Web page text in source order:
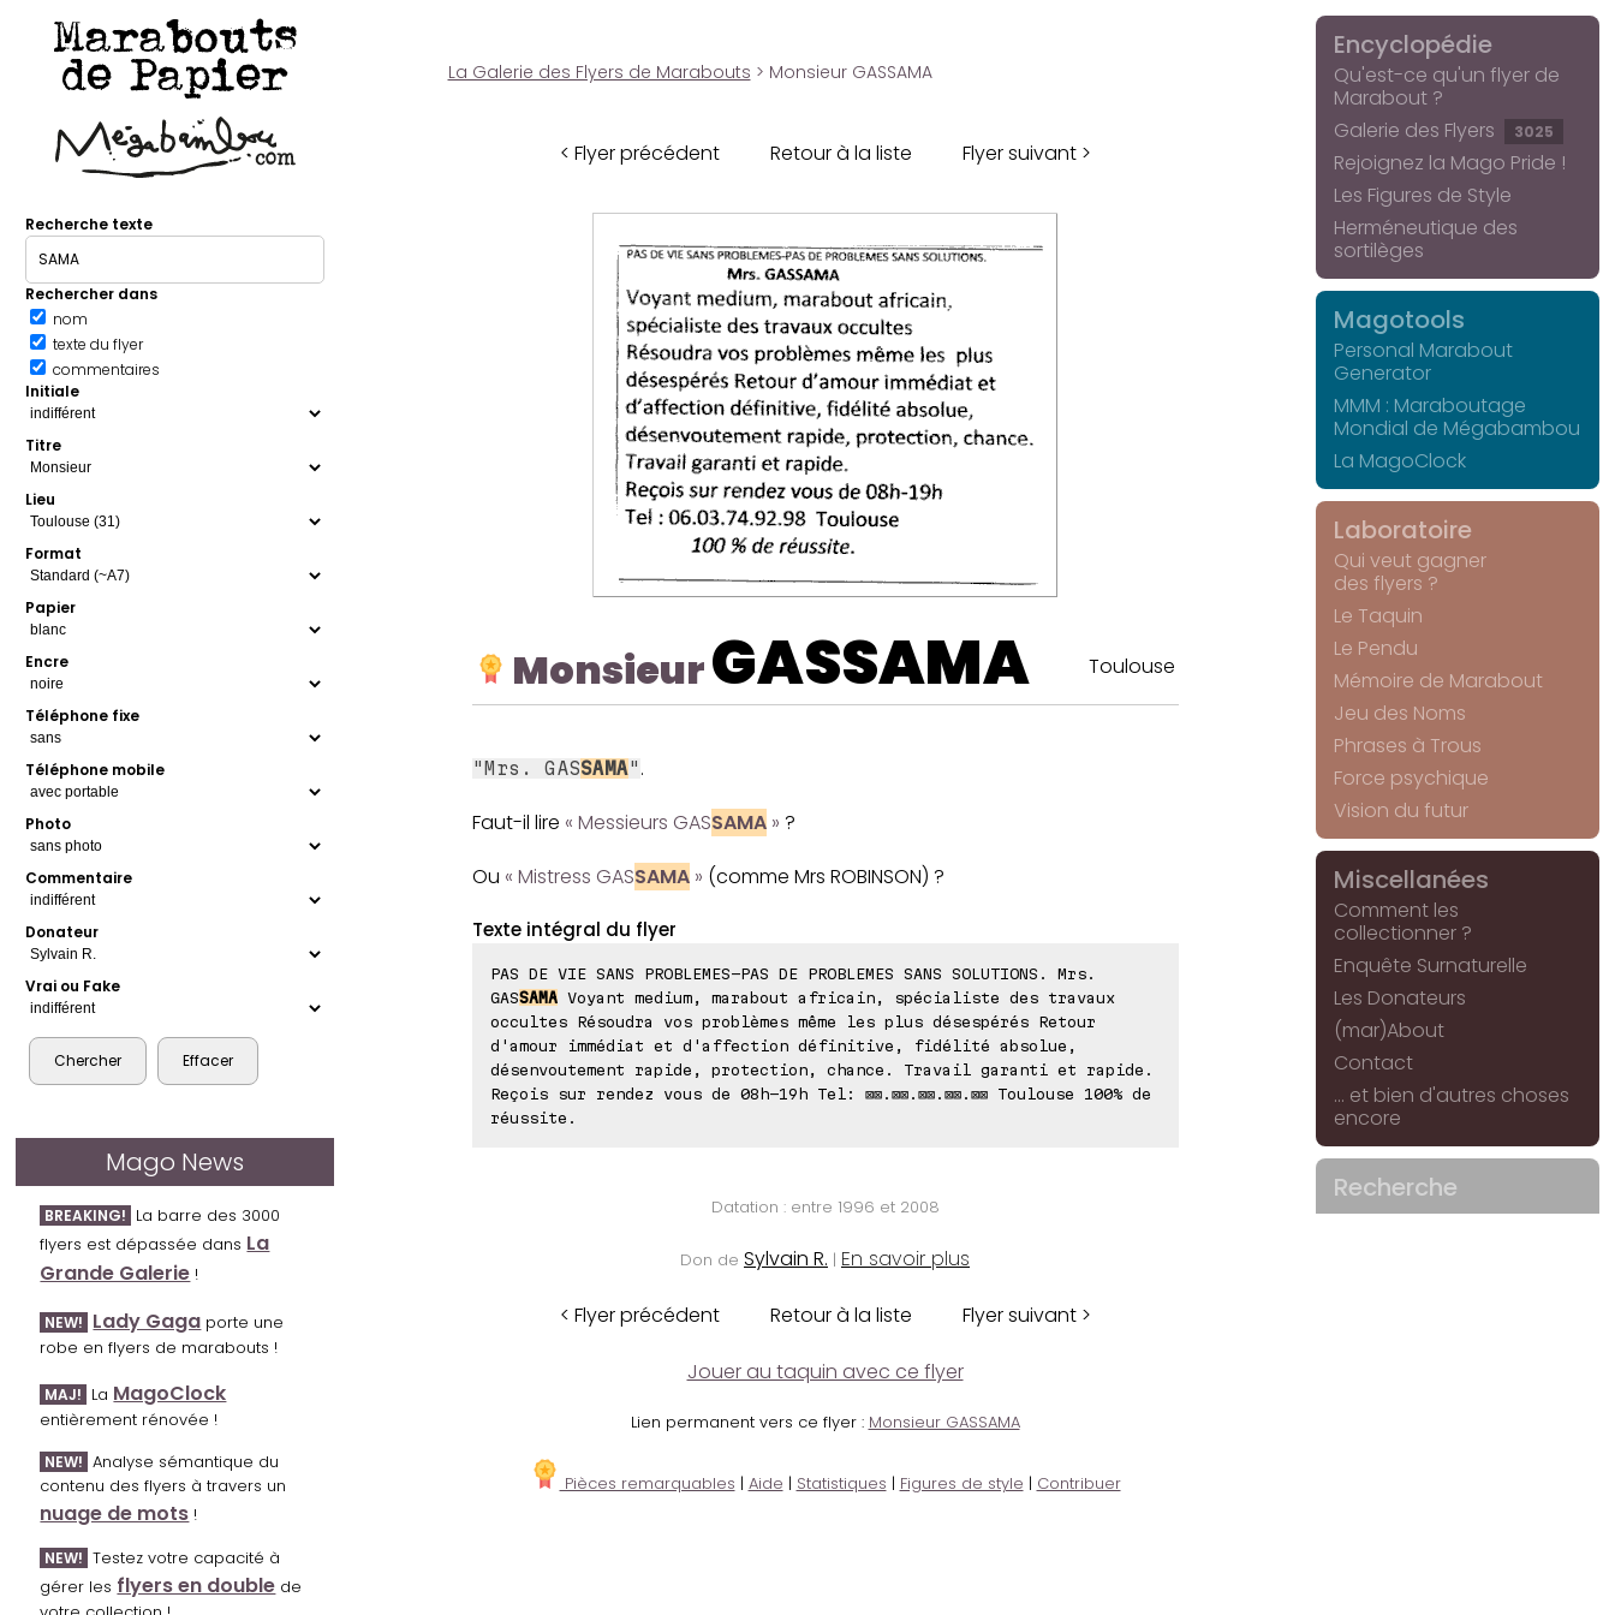
Marabouts
de Papier
Recherche texte
Rechercher dans
nom
texte du flyer
commentaires
Initiale
Titre
Lieu
Format
Papier
Encre
Téléphone fixe
Téléphone mobile
Photo
Commentaire
Donateur
Vrai ou Fake
Mago News
BREAKING! La barre des 3000
flyers est dépassée dans La
Grande Galerie !
NEW! Lady Gaga porte une
robe en flyers de marabouts !
MAJ! La MagoClock
entièrement rénovée !
NEW! Analyse sémantique du
contenu des flyers à travers un
nuage de mots !
NEW! Testez votre capacité à
gérer les flyers en double de
La Galerie des Flyers de Marabouts > Monsieur GASSAMA
< Flyer précédent Retour à la liste Flyer suivant >
MonsieurGASSAMA Toulouse
"Mrs. GASSAMA" .
Faut-il lire « Messieurs GASSAMA» ?
Ou « Mistress GASSAMA» (comme Mrs ROBINSON) ?
Texte intégral du flyer
PAS DE VIE SANS PROBLEMES-PAS DE PROBLEMES SANS SOLUTIONS. Mrs.
GASSAMAVoyant medium, marabout africain, spécialiste des travaux
occultes Résoudra vos problèmes même les plus désespérés Retour
d'amour immédiat et d'affection définitive, fidélité absolue,
désenvoutement rapide, protection, chance. Travail garanti et rapide.
Reçois sur rendez vous de 08h-19h Tel: ⊠⊠.⊠⊠.⊠⊠.⊠⊠.⊠⊠ Toulouse 100% de
réussite.
Datation : entre 1996 et 2008
Don de Sylvain R. | En savoir plus
< Flyer précédent Retour à la liste Flyer suivant >
Jouer au taquin avec ce flyer
Lien permanent vers ce flyer : Monsieur GASSAMA
Pièces remarquables | Aide | Statistiques | Figures de style | Contribuer
Encyclopédie
Qu'est-ce qu'un flyer de
Marabout ?
Galerie des Flyers
3025
Rejoignez la Mago Pride !
Les Figures de Style
Herméneutique des
sortilèges
Magotools
Personal Marabout
Generator
MMM : Maraboutage
Mondial de Mégabambou
La MagoClock
Laboratoire
Qui veut gagner
des flyers ?
Le Taquin
Le Pendu
Mémoire de Marabout
Jeu des Noms
Phrases à Trous
Force psychique
Vision du futur
Miscellanées
Comment les
collectionner ?
Enquête Surnaturelle
Les Donateurs
(mar)About
Contact
... et bien d'autres choses
encore
Recherche